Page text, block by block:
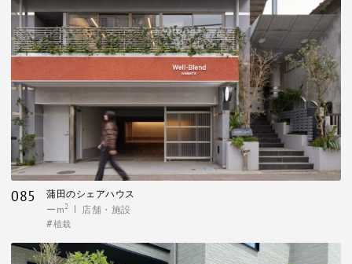
085
蒲田のシェアハウス
ーm2 店舗・施設
植栽